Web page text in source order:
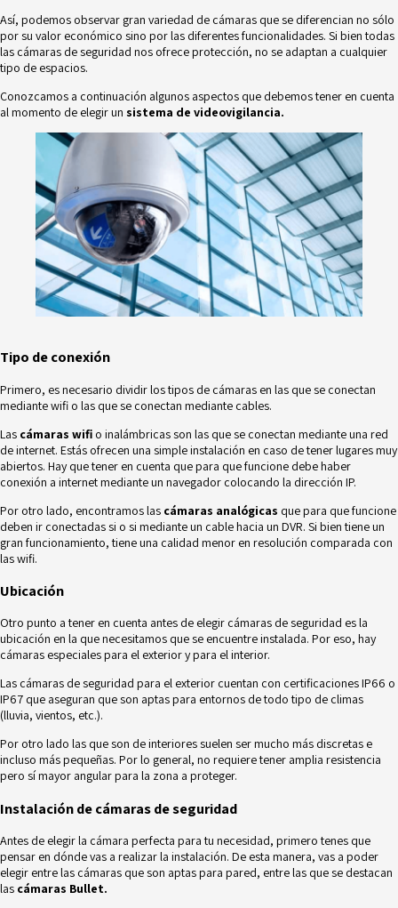
Así, podemos observar gran variedad de cámaras que se diferencian no sólo
por su valor económico sino por las diferentes funcionalidades. Si bien todas
las cámaras de seguridad nos ofrece protección, no se adaptan a cualquier
tipo de espacios.
Conozcamos a continuación algunos aspectos que debemos tener en cuenta
al momento de elegir un sistema de videovigilancia.
Tipo de conexión
Primero, es necesario dividir los tipos de cámaras en las que se conectan
mediantewifi o las que se conectan mediante cables.
Las cámaras wifi o inalámbricas son las que se conectan mediante una red
de internet. Estás ofrecen una simple instalación en caso de tener lugares muy
abiertos. Hay que tener en cuenta que para que funcione debe haber
conexión a internet mediante un navegador colocando la dirección IP.
Por otro lado, encontramos las cámaras analógicas que para que funcione
deben ir conectadas si o si mediante un cable hacia un DVR. Si bien tiene un
gran funcionamiento, tiene una calidad menor en resolución comparada con
las wifi.
Ubicación
Otro punto a tener en cuenta antes de elegir cámaras de seguridad es la
ubicación en la que necesitamos que se encuentre instalada. Por eso, hay
cámaras especiales para el exterior y para el interior.
Las cámaras de seguridad para el exterior cuentan con certificaciones IP66 o
IP67 que aseguran que son aptas para entornos de todo tipo de climas
(lluvia, vientos, etc.).
Por otro lado las que son de interiores suelen ser mucho más discretas e
incluso más pequeñas. Por lo general, no requiere tener amplia resistencia
pero sí mayor angular para la zona a proteger.
Instalación de cámaras de seguridad
Antes de elegir la cámara perfecta para tu necesidad, primero tenes que
pensar en dónde vas a realizar la instalación. De esta manera, vas a poder
elegir entre las cámaras que son aptas para pared, entre las que se destacan
las cámaras Bullet.